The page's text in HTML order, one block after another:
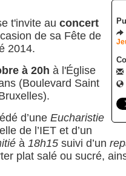
t'invite au concert
de sa Fête de
2014.
à 20h à l'Église
(Boulevard Saint
d’une Eucharistie
de l’IET et d’un
à 18h15 suivi d’un
plat salé ou sucré,